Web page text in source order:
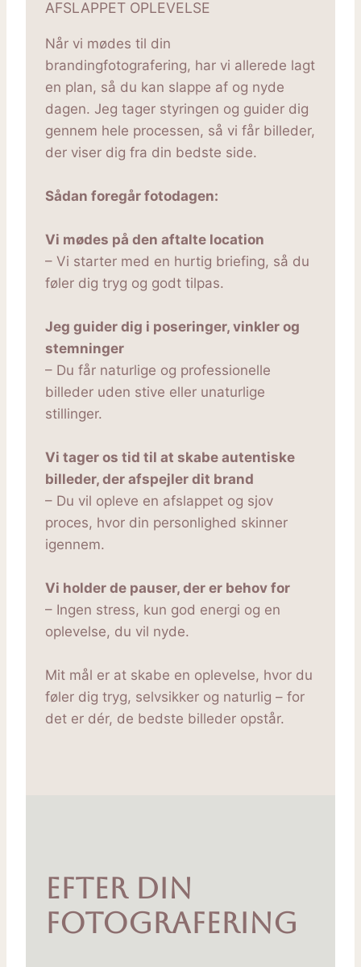
AFSLAPPET OPLEVELSE
Når vi mødes til din
brandingfotografering, har vi allerede lagt
en plan, så du kan slappe af og nyde
dagen. Jeg tager styringen og guider dig
gennem hele processen, så vi får billeder,
der viser dig fra din bedste side.
Sådan foregår fotodagen:
Vi mødes på den aftalte location
– Vi starter med en hurtig briefing, så du
føler dig tryg og godt tilpas.
Jeg guider dig i poseringer, vinkler og
stemninger
– Du får naturlige og professionelle
billeder uden stive eller unaturlige
stillinger.
Vi tager os tid til at skabe autentiske
billeder, der afspejler dit brand
– Du vil opleve en afslappet og sjov
proces, hvor din personlighed skinner
igennem.
Vi holder de pauser, der er behov for
– Ingen stress, kun god energi og en
oplevelse, du vil nyde.
Mit mål er at skabe en oplevelse, hvor du
føler dig tryg, selvsikker og naturlig – for
det er dér, de bedste billeder opstår.
Efter Din
fotografering